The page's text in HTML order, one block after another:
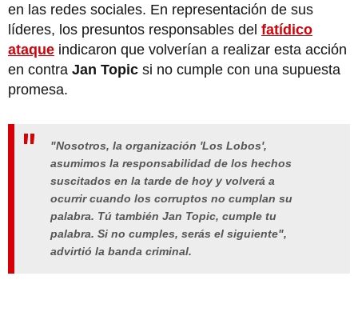
en las redes sociales. En representación de sus
líderes, los presuntos responsables del fatídico
ataque indicaron que volverían a realizar esta acción
en contra Jan Topic si no cumple con una supuesta
promesa.
"Nosotros, la organización 'Los Lobos',
asumimos la responsabilidad de los hechos
suscitados en la tarde de hoy y volverá a
ocurrir cuando los corruptos no cumplan su
palabra. Tú también Jan Topic, cumple tu
palabra. Si no cumples, serás el siguiente",
advirtió la banda criminal.